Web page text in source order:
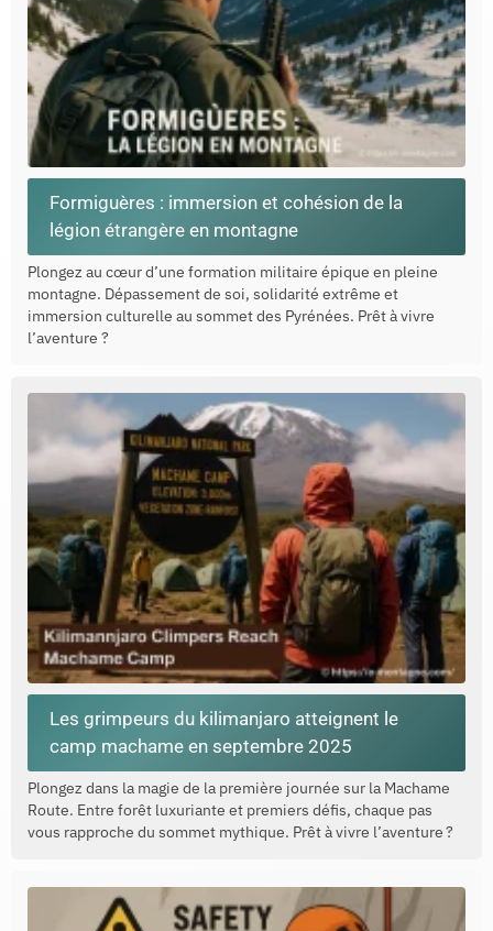
Formiguères : immersion et cohésion de la
légion étrangère en montagne
Plongez au cœur d’une formation militaire épique en pleine
montagne. Dépassement de soi, solidarité extrême et
immersion culturelle au sommet des Pyrénées. Prêt à vivre
l’aventure ?
Les grimpeurs du kilimanjaro atteignent le
camp machame en septembre 2025
Plongez dans la magie de la première journée sur la Machame
Route. Entre forêt luxuriante et premiers défis, chaque pas
vous rapproche du sommet mythique. Prêt à vivre l’aventure ?